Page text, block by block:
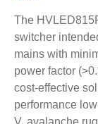
The
switcher
mains with
power factor
cost-effective
performance
V, avalanche